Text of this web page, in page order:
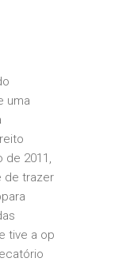
uma
de 2011,
de trazer
tive a op